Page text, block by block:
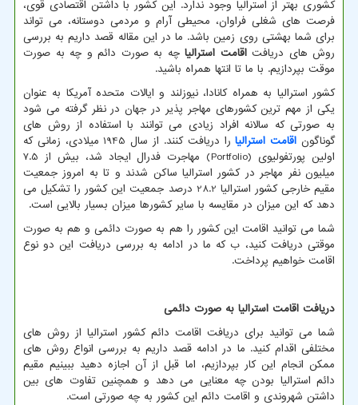
کشوری بهتر از استرالیا وجود ندارد. این کشور با داشتن اقتصادی قوی،
فرصت های شغلی فراوان، محیطی آرام و مردمی دوستانه، می تواند
برای شما بهشتی روی زمین باشد. ما در این مقاله قصد داریم به بررسی
روش های دریافتاقامت استرالیا چه به صورت دائم و چه به صورت
موقت بپردازیم. با ما تا انتها همراه باشید.
کشور استرالیا به همراه کانادا، نیوزلند و ایالات متحده آمریکا به عنوان
یکی از مهم ترین کشورهای مهاجر پذیر در جهان در نظر گرفته می شود
به صورتی که سالانه افراد زیادی می توانند با استفاده از روش های
گوناگون اقامت استرالیا
را دریافت کنند. از سال 1945 میلادی، زمانی که
اولین پورتفولیوی (Portfolio
) مهاجرت فدرال ایجاد شد، بیش از 7.5
میلیون نفر مهاجر در کشور استرالیا ساکن شدند و تا به امروز جمعیت
مقیم خارجی کشور استرالیا 28.2 درصد جمعیت این کشور را تشکیل می
دهد که این میزان در مقایسه با سایر کشورها میزان بسیار بالایی است.
شما می توانید اقامت این کشور را هم به صورت دائمی و هم به صورت
موقتی دریافت کنید، ب که ما در ادامه به بررسی دریافت این دو نوع
اقامت خواهیم پرداخت.
دریافت اقامت استرالیا به صورت دائمی
شما می توانید برای دریافت اقامت دائم کشور استرالیا از روش های
مختلفی اقدام کنید. ما در ادامه قصد داریم به بررسی انواع روش های
ممکن انجام این کار بپردازیم، اما قبل از آن اجازه دهید ببینیم مقیم
دائم استرالیا بودن چه معنایی می دهد و همچنین تفاوت های بین
داشتن شهروندی و اقامت دائم این کشور به چه صورتی است.